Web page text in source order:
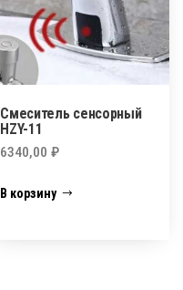
Смеситель сенсорный
HZY-11
6340,00₽
В корзину